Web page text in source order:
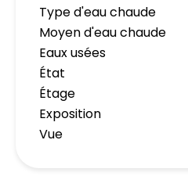
Type d'eau chaude
Moyen d'eau chaude
Eaux usées
État
Étage
Exposition
Vue